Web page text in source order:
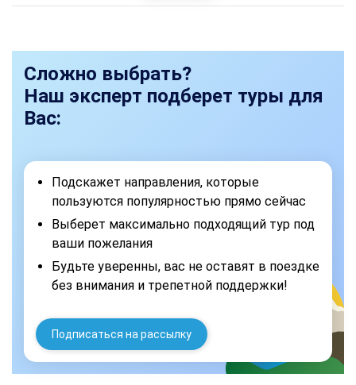
Сложно выбрать?
Наш эксперт подберет туры для
Вас:
Подскажет направления, которые
пользуются популярностью прямо сейчас
Выберет максимально подходящий тур под
ваши пожелания
Будьте уверенны, вас не оставят в поездке
без внимания и трепетной поддержки!
Подписаться на рассылку